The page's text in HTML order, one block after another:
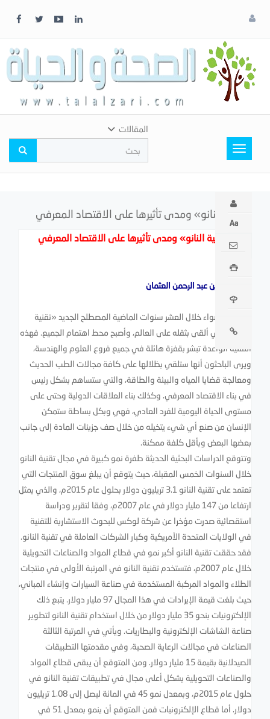
لونك
المفضل
Toggle
navigation
المقالات
«تقنية النانو» ومدى تأثيرها على الاقتصاد المعرفي
«تقنية النانو» ومدى تأثيرها على الاقتصاد المعرفي
د. عبد الله بن عبد الرحمن العثمان
برز إلى الأضواء خلال العشر سنوات الماضية المصطلح الجديد «تقنية
النانو» الذي ألقى بثقله على العالم، وأصبح محط اهتمام الجميع. فهذه
التقنية الواعدة تبشر بقفزة هائلة في جميع فروع العلوم والهندسة،
ويرى الباحثون أنها ستلقي بظلالها على كافة مجالات الطب الحديث
ومعالجة قضايا المياه والبيئة والطاقة، والتي ستساهم بشكل رئيس
في بناء الاقتصاد المعرفي. وكذلك بناء العلاقات الدولية وحتى على
مستوى الحياة اليومية للفرد العادي، فهي وبكل بساطة ستمكن
الإنسان من صنع أي شيء يتخيله من خلال صف جزيئات المادة إلى جانب
بعضها البعض وبأقل كلفة ممكنة.
وتتوقع الدراسات البحثية الحديثة طفرة نمو كبيرة في مجال تقنية النانو
خلال السنوات الخمس المقبلة، حيث يتوقع أن يبلغ سوق المنتجات التي
تعتمد على تقنية النانو 3.1 تريليون دولار بحلول عام 2015م، والذي يمثل
ارتفاعا من 147 مليار دولار في عام 2007م، وفقا لتقرير ودراسة
استقصائية صدرت مؤخرا عن شركة لوكس للبحوث الاستشارية للتقنية
في الولايات المتحدة الأمريكية وكبار الشركات العاملة في تقنية النانو.
فقد حققت تقنية النانو أكبر نمو في قطاع المواد والصناعات التحويلية
خلال عام 2007م، فتستخدم تقنية النانو في المرتبة الأولى في منتجات
الطلاء والمواد المركبة المستخدمة في صناعة السيارات وإنشاء المباني،
حيث بلغت قيمة الإيرادات في هذا المجال 97 مليار دولار. يتبع ذلك
الإلكترونيات بنحو 35 مليار دولار من خلال استخدام تقنية النانو لتطوير
صناعة الشاشات الإلكترونية والبطاريات. ويأتي في المرتبة الثالثة
الصناعات في مجالات الرعاية الصحية، وفي مقدمتها التطبيقات
الصيدلانية بقيمة 15 مليار دولار. ومن المتوقع أن يبقى قطاع المواد
والصناعات التحويلية يشكل أعلى مجال في تطبيقات تقنية النانو في
حلول عام 2015م، وبمعدل نمو 45 في المائة ليصل إلى 1.08 تريليون
دولار. أما قطاع الإلكترونيات فمن المتوقع أن ينمو بمعدل 51 في